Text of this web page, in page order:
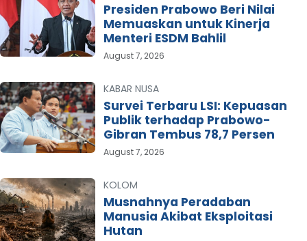
Presiden Prabowo Beri Nilai
Memuaskan untuk Kinerja
Menteri ESDM Bahlil
August 7, 2026
KABAR NUSA
Survei Terbaru LSI: Kepuasan
Publik terhadap Prabowo-
Gibran Tembus 78,7 Persen
August 7, 2026
KOLOM
Musnahnya Peradaban
Manusia Akibat Eksploitasi
Hutan